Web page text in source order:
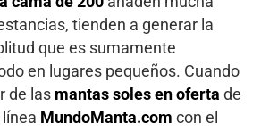
tienden a generar la
que es sumamente
en lugares pequeños. Cuando
de las mantas soles en oferta de
MundoManta.com con el